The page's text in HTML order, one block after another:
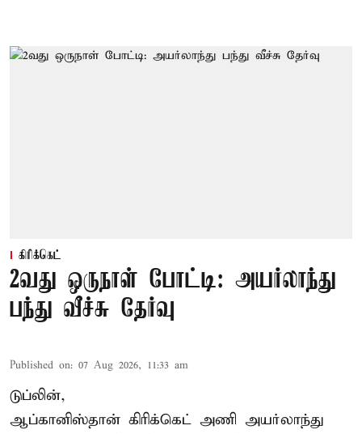
கிரிக்கெட்
2வது ஒருநாள் போட்டி: அயர்லாந்து
பந்து வீச்சு தேர்வு
Published on: 07 Aug 2026, 11:33 am
டுப்லின்,
ஆப்கானிஸ்தான் கிரிக்கெட் அணி அயர்லாந்து